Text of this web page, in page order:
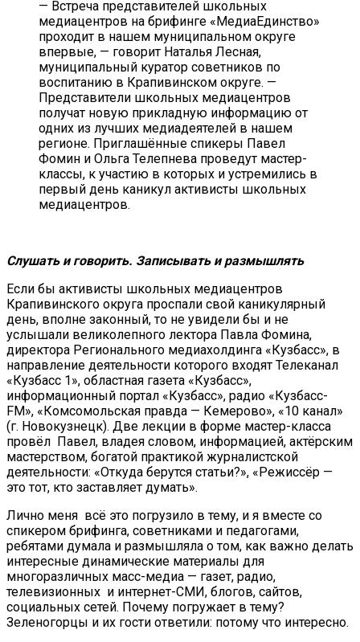
— Встреча представителей школьных
медиацентров на брифинге «МедиаЕдинство»
проходит в нашем муниципальном округе
впервые, — говорит Наталья Лесная,
муниципальный куратор советников по
воспитанию в Крапивинском округе. —
Представители школьных медиацентров
получат новую прикладную информацию от
одних из лучших медиадеятелей в нашем
регионе. Приглашённые спикеры Павел
Фомин и Ольга Телепнева проведут мастер-
классы, к участию в которых и устремились в
первый день каникул активисты школьных
медиацентров.
Слушать и говорить. Записывать и размышлять
Если бы активисты школьных медиацентров
Крапивинского округа проспали свой каникулярный
день, вполне законный, то не увидели бы и не
услышали великолепного лектора Павла Фомина,
директора Регионального медиахолдинга «Кузбасс», в
направление деятельности которого входят Телеканал
«Кузбасс 1», областная газета «Кузбасс»,
информационный портал «Кузбасс», радио «Кузбасс-
FM», «Комсомольская правда — Кемерово», «10 канал»
(г. Новокузнецк). Две лекции в форме мастер-класса
провёл Павел, владея словом, информацией, актёрским
мастерством, богатой практикой журналистской
деятельности: «Откуда берутся статьи?», «Режиссёр —
это тот, кто заставляет думать».
Лично меня всё это погрузило в тему, и я вместе со
спикером брифинга, советниками и педагогами,
ребятами думала и размышляла о том, как важно делать
интересные динамические материалы для
многоразличных масс-медиа — газет, радио,
телевизионных и интернет-СМИ, блогов, сайтов,
социальных сетей. Почему погружает в тему?
Зеленогорцы и их гости ответили: потому что интересно.